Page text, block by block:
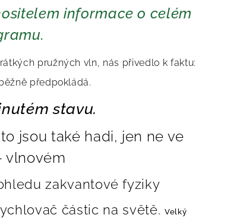
informace o celém
pružných vln, nás přivedlo k faktu:
předpokládá.
stavu.
jsou také hadi, jen ne ve
vlnovém
zakvantové fyziky
částic na světě. Velký